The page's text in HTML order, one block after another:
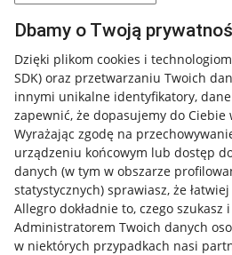
Dbamy o Twoją
Dzięki plikom cookies i
SDK) oraz przetwarzaniu Twoich
innymi unikalne identyfikatory,
zapewnić, że dopasujemy do Ciebie
Wyrażając zgodę na
urządzeniu końcowym lub dostęp
danych (w tym w obszarze
statystycznych) sprawiasz, że
Allegro dokładnie to, czego szukasz
Administratorem Twoich danych
w niektórych przypadkach nasi